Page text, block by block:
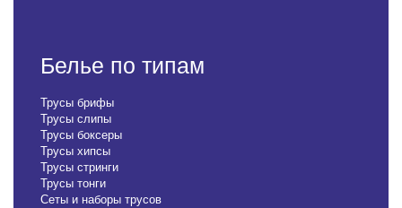
Белье по типам
Трусы брифы
Трусы слипы
Трусы боксеры
Трусы хипсы
Трусы стринги
Трусы тонги
Сеты и наборы трусов